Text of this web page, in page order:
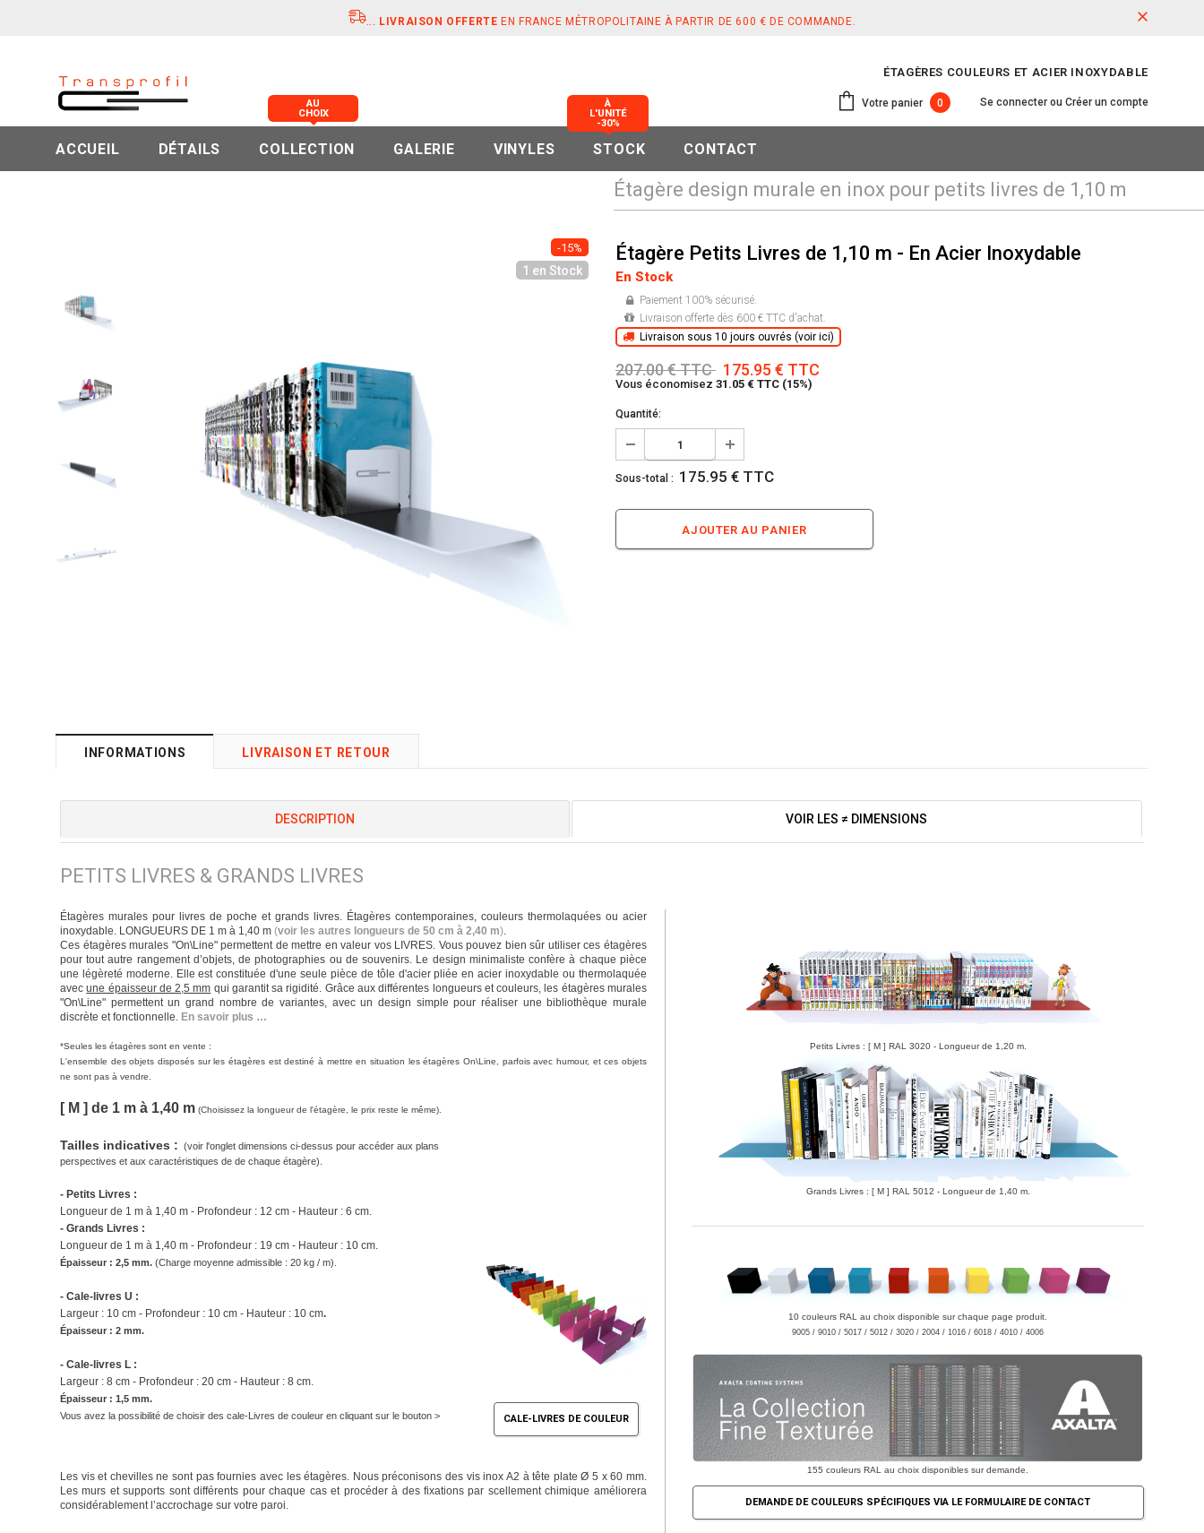
... LIVRAISON OFFERTE EN FRANCE MÉTROPOLITAINE À PARTIR DE 600 € DE COMMANDE.
ÉTAGÈRES COULEURS ET ACIER INOXYDABLE
Votre panier 0 Se connecter ou Créer un compte
ACCUEIL DÉTAILS COLLECTION
AU
CHOIX
GALERIE VINYLES STOCK
À
L'UNITÉ
-30%
CONTACT
Étagère design murale en inox pour petits livres de 1,10 m
-15%
1 en Stock
Étagère Petits Livres de 1,10 m - En Acier Inoxydable
En Stock
Paiement 100% sécurisé.
Livraison offerte dès 600 € TTC d'achat.
Livraison sous 10 jours ouvrés (voir ici)
207.00 € TTC 175.95 € TTC
Vous économisez 31.05 € TTC (15%)
Quantité:
Sous-total : 175.95 € TTC
INFORMATIONS LIVRAISON ET RETOUR
DESCRIPTION VOIR LES ≠ DIMENSIONS
PETITS LIVRES & GRANDS LIVRES
Étagères murales pour livres de poche et grands livres. Étagères contemporaines, couleurs thermolaquées ou acier
inoxydable. LONGUEURS DE 1 m à 1,40 m (voir les autres longueurs de 50 cm à 2,40 m).
Ces étagères murales "On\Line" permettent de mettre en valeur vos LIVRES. Vous pouvez bien sûr utiliser ces étagères
pour tout autre rangement d’objets, de photographies ou de souvenirs. Le design minimaliste confère à chaque pièce
une légèreté moderne. Elle est constituée d'une seule pièce de tôle d'acier pliée en acier inoxydable ou thermolaquée
avecune épaisseur de 2,5 mm qui garantit sa rigidité. Grâce aux différentes longueurs et couleurs, les étagères murales
"On\Line" permettent un grand nombre de variantes, avec un design simple pour réaliser une bibliothèque murale
discrète et fonctionnelle. En savoir plus …
*Seules les étagères sont en vente :
L'ensemble des objets disposés sur les étagères est destiné à mettre en situation les étagères On\Line, parfois avec humour, et ces objets
ne sont pas à vendre.
[ M ] de 1 m à 1,40 m (Choisissez la longueur de l'étagère, le prix reste le même).
Tailles indicatives : (voir l'onglet dimensions ci-dessus pour accéder aux plans
perspectives et aux caractéristiques de de chaque étagère).
- Petits Livres :
Longueur de 1 m à 1,40 m - Profondeur : 12 cm - Hauteur : 6 cm.
- Grands Livres :
Longueur de 1 m à 1,40 m - Profondeur : 19 cm - Hauteur : 10 cm.
Épaisseur : 2,5 mm. (Charge moyenne admissible : 20 kg / m).
- Cale-livres U :
Largeur : 10 cm - Profondeur : 10 cm - Hauteur : 10 cm.
Épaisseur : 2 mm.
- Cale-livres L :
Largeur : 8 cm - Profondeur : 20 cm - Hauteur : 8 cm.
Épaisseur : 1,5 mm.
Vous avez la possibilité de choisir des cale-Livres de couleur en cliquant sur le bouton >
CALE-LIVRES DE COULEUR
Les vis et chevilles ne sont pas fournies avec les étagères. Nous préconisons des vis inox A2 à tête plate Ø 5 x 60 mm.
Les murs et supports sont différents pour chaque cas et procéder à des fixations par scellement chimique améliorera
considérablement l’accrochage sur votre paroi.
Petits Livres : [ M ] RAL 3020 - Longueur de 1,20 m.
Grands Livres : [ M ] RAL 5012 - Longueur de 1,40 m.
10 couleurs RAL au choix disponible sur chaque page produit.
9005 / 9010 / 5017 / 5012 / 3020 / 2004 / 1016 / 6018 / 4010 / 4006
155 couleurs RAL au choix disponibles sur demande.
DEMANDE DE COULEURS SPÉCIFIQUES VIA LE FORMULAIRE DE CONTACT